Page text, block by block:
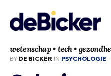
wetenschap • tech •
BY DE BICKER IN PSYCHOLOGIE